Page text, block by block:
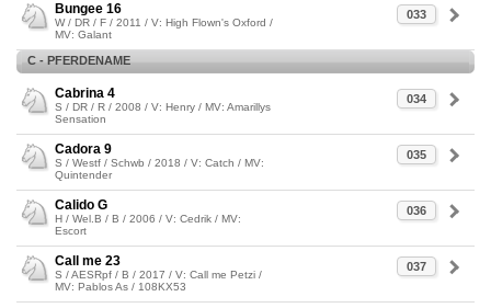
033
Bungee 16
W / DR / F / 2011 / V: High Flown's Oxford /
MV: Galant
C - PFERDENAME
034
Cabrina 4
S / DR / R / 2008 / V: Henry / MV: Amarillys
Sensation
035
Cadora 9
S / Westf / Schwb / 2018 / V: Catch / MV:
Quintender
036
Calido G
H / Wel.B / B / 2006 / V: Cedrik / MV:
Escort
037
Call me 23
S / AESRpf / B / 2017 / V: Call me Petzi /
MV: Pablos As / 108KX53